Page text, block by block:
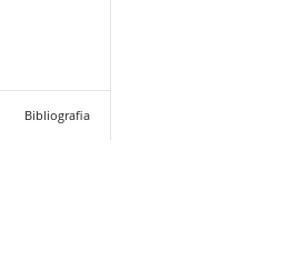
Bibliografia